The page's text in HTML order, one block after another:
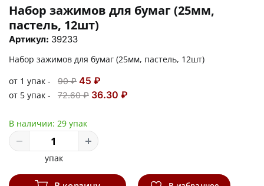
Набор зажимов для бумаг (25мм,
пастель, 12шт)
Артикул: 39233
Набор зажимов для бумаг (25мм, пастель, 12шт)
от 1 упак -
90 ₽ 45 ₽
от 5 упак - 72.60 ₽ 36.30 ₽
В наличии: 29 упак
упак